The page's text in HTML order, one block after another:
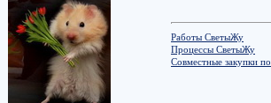
Работы СветыЖу
Процессы СветыЖу
Совместные закупки